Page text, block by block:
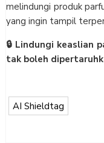
melindungi produk
yang ingin tampil
🔒 Lindungi keaslian
tak boleh
AI Shieldtag